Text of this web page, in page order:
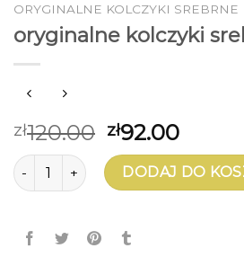
ORYGINALNE KOLCZYKI SREBRNE
oryginalne kolczyki
zł120.00 zł92.00
ilość oryginalne kolczyki srebrne
DODAJ DO